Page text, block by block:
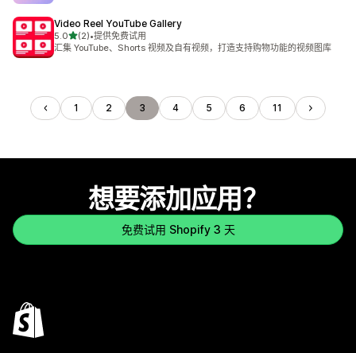
Video Reel YouTube Gallery
5.0星（满分 5 星）
(2)
总共 2 条评论
•提供免费试用
汇集 YouTube、Shorts 视频及自有视频，打造支持购物功能的视频图库
1 2 3 4 5 6 11
想要添加应用？
免费试用 Shopify 3 天